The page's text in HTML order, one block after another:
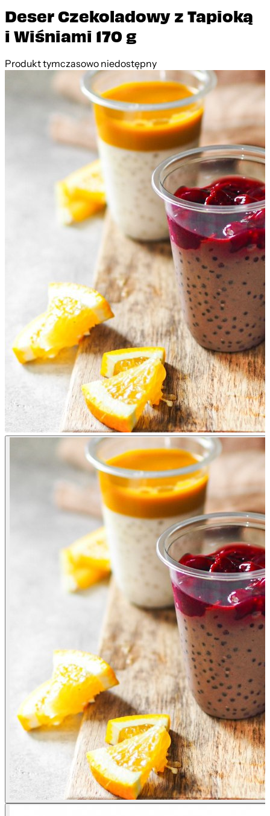
Deser Czekoladowy z Tapioką
i Wiśniami 170 g
Produkt tymczasowo niedostępny